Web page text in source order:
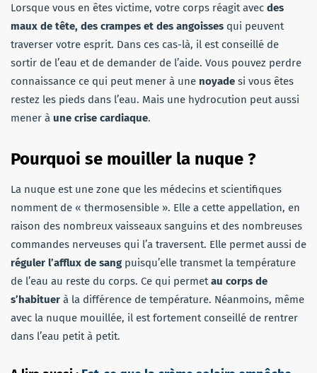
Lorsque vous en êtes victime, votre corps réagit avec des
maux de tête, des crampes et des angoisses qui peuvent
traverser votre esprit. Dans ces cas-là, il est conseillé de
sortir de l’eau et de demander de l’aide. Vous pouvez perdre
connaissance ce qui peut mener à une noyade si vous êtes
restez les pieds dans l’eau. Mais une hydrocution peut aussi
mener à une crise cardiaque.
Pourquoi se mouiller la nuque ?
La nuque est une zone que les médecins et scientifiques
nomment de « thermosensible ». Elle a cette appellation, en
raison des nombreux vaisseaux sanguins et des nombreuses
commandes nerveuses qui l’a traversent. Elle permet aussi de
réguler l’afflux de sangpuisqu’elle transmet la température
de l’eau au reste du corps. Ce qui permetau corps de
s’habituer à la différence de température. Néanmoins, même
avec la nuque mouillée, il est fortement conseillé de rentrer
dans l’eau petit à petit.